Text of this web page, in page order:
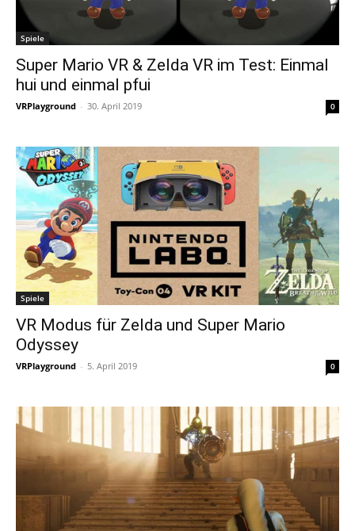
Spiele
Super Mario VR & Zelda VR im Test: Einmal
hui und einmal pfui
VRPlayground - 30. April 2019 0
Spiele
VR Modus für Zelda und Super Mario
Odyssey
VRPlayground - 5. April 2019 0